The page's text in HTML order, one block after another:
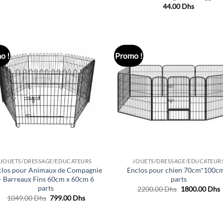
44.00Dhs
!
Ajouter
à la liste
de
souhaits
JOUETS/DRESSAGE/EDUCATEURS
pour Animaux de Compagnie
Barreaux Fins 60cm x 60cm 6
parts
1049.00Dhs Le
799.00DhsLe
Promo !
à la
JOUETS/DRESSAGE/
Enclos pour chien
parts
2200.00Dhs Le
1800.00DhsLe